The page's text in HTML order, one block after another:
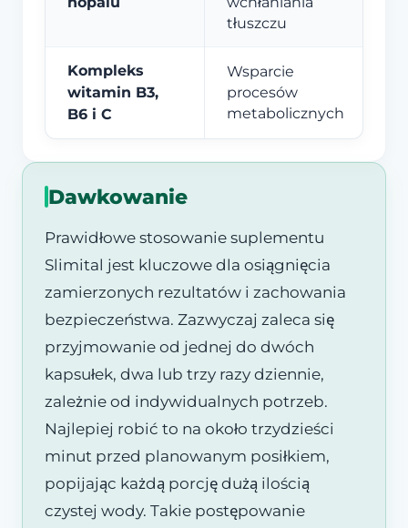
tłuszczu
Kompleks
witamin B3,
B6 i C
Wsparcie
procesów
metabolicznych
Dawkowanie
Prawidłowe stosowanie suplementu
Slimital jest kluczowe dla osiągnięcia
zamierzonych rezultatów i zachowania
bezpieczeństwa. Zazwyczaj zaleca się
przyjmowanie od jednej do dwóch
kapsułek, dwa lub trzy razy dziennie,
zależnie od indywidualnych potrzeb.
Najlepiej robić to na około trzydzieści
minut przed planowanym posiłkiem,
popijając każdą porcję dużą ilością
czystej wody. Takie postępowanie